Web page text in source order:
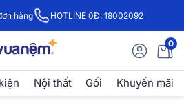
hàng HOTLINE 0Đ: 18002092
0
Nội thất Gối Khuyến mãi